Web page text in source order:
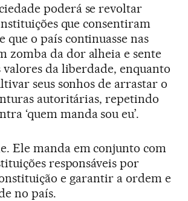
poderá se revoltar
que consentiram
que o país continuasse nas
zomba da dor alheia e sente
valores da liberdade, enquanto
seus sonhos de arrastar o
autoritárias, repetindo
‘quem manda sou eu’.
Ele manda em conjunto com
responsáveis por
e garantir a ordem e
no país.